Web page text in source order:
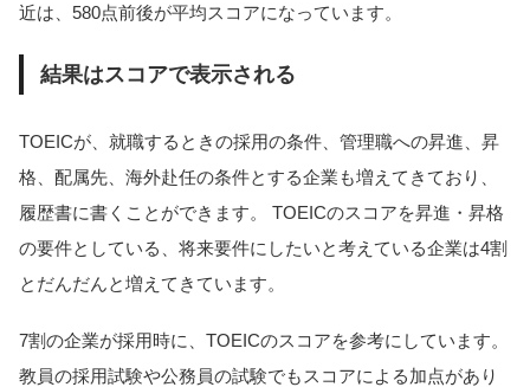
近は、580点前後が平均スコアになっています。
結果はスコアで表示される
TOEICが、就職するときの採用の条件、管理職への昇進、昇
格、配属先、海外赴任の条件とする企業も増えてきており、
履歴書に書くことができます。 TOEICのスコアを昇進・昇格
の要件としている、将来要件にしたいと考えている企業は4割
とだんだんと増えてきています。
7割の企業が採用時に、TOEICのスコアを参考にしています。
教員の採用試験や公務員の試験でもスコアによる加点があり